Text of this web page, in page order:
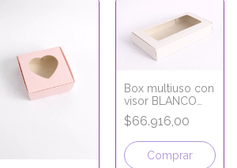
Box multiuso con
visor BLANCO
30x20x6 cm -
LÍNEA PREMIUM
$66.916,00
Comprar